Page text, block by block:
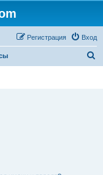
Вход
Регистрация